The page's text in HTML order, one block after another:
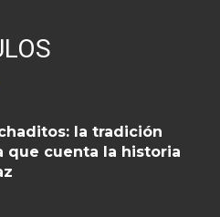
la tradición
que cuenta la historia